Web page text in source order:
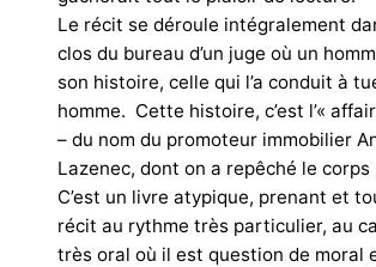
Le récit se déroule intégralement
clos du bureau d’un juge où un
son histoire, celle qui l’a conduit à
homme. Cette histoire, c’est l’«
– du nom du promoteur immobilier
Lazenec, dont on a repêché le corps
C’est un livre atypique, prenant et
récit au rythme très particulier, au
très oral où il est question de moral